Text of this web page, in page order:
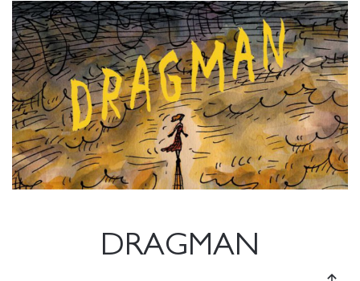
DRAGMAN